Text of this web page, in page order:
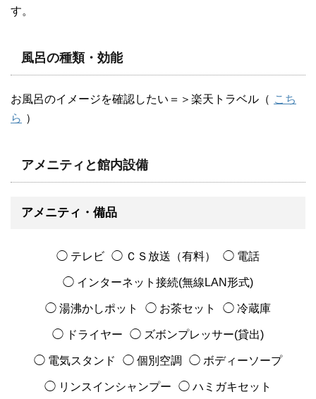
す。
風呂の種類・効能
お風呂のイメージを確認したい＝＞楽天トラベル（ こち
ら ）
アメニティと館内設備
アメニティ・備品
◯ テレビ ◯ ＣＳ放送（有料） ◯ 電話
◯ インターネット接続(無線LAN形式)
◯ 湯沸かしポット ◯ お茶セット ◯ 冷蔵庫
◯ ドライヤー ◯ ズボンプレッサー(貸出)
◯ 電気スタンド ◯ 個別空調 ◯ ボディーソープ
◯ リンスインシャンプー ◯ ハミガキセット